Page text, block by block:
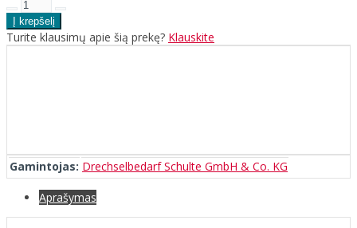
Turite klausimų apie šią prekę? Klauskite
Gamintojas: Drechselbedarf Schulte GmbH & Co. KG
Aprašymas